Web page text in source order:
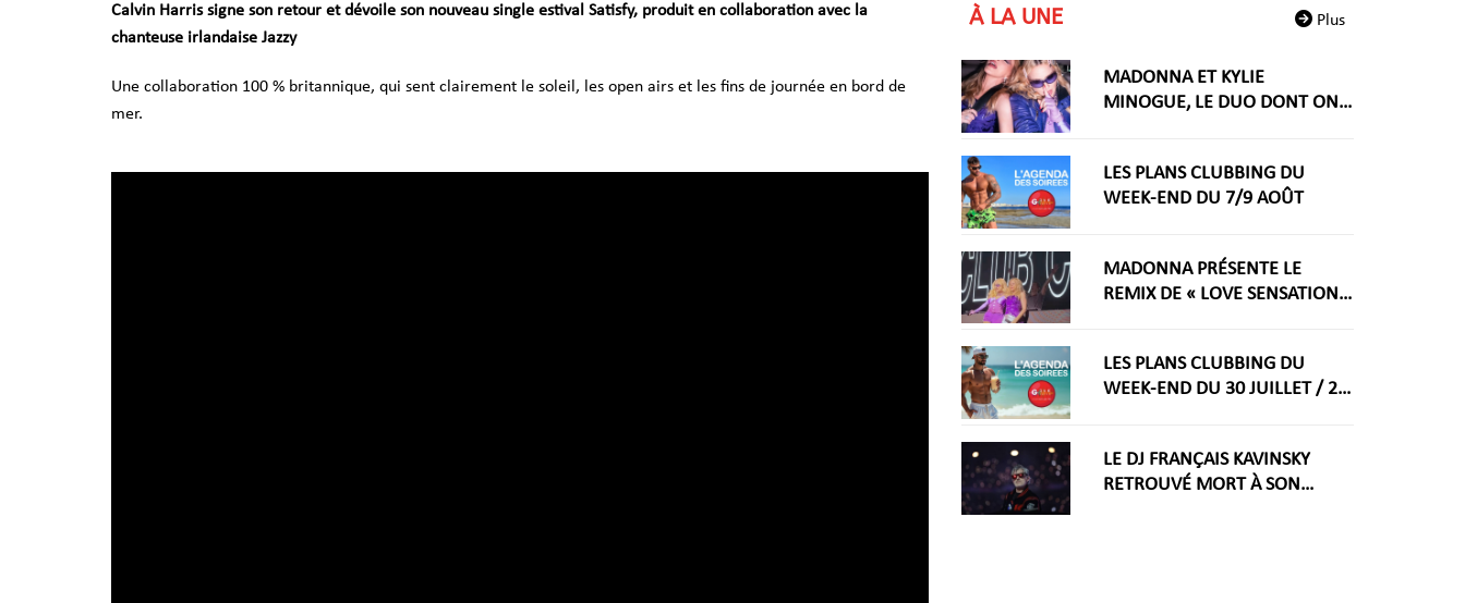
Calvin Harris signe son retour et dévoile son nouveau single estival Satisfy, produit en collaboration avec la
chanteuse irlandaise Jazzy
Une collaboration 100 % britannique, qui sent clairement le soleil, les open airs et les fins de journée en bord de
mer.
Plus
À LA UNE
MADONNA ET KYLIE
MINOGUE, LE DUO DONT ON
LES PLANS CLUBBING DU
WEEK-END DU 7/9 AOÛT
MADONNA PRÉSENTE LE
REMIX DE « LOVE SENSATION »
2026
LES PLANS CLUBBING DU
WEEK-END DU 30 JUILLET / 2
LE DJ FRANÇAIS KAVINSKY
RETROUVÉ MORT À SON